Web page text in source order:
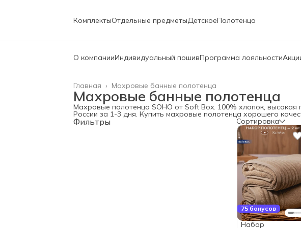
КомплектыОтдельные предметыДетскоеПолотенца
Пледы и покрывалаПодарочная карта
О компанииИндивидуальный пошивПрограмма лояльности
Махровые банные полотенца
Главная ›
Махровые банные полотенца
Махровые полотенца SOHO от Soft Box. 100% хлопок,
России за 1-3 дня. Купить махровые полотенца хорошего
Фильтры Сортировка
75 бонусов
Набор